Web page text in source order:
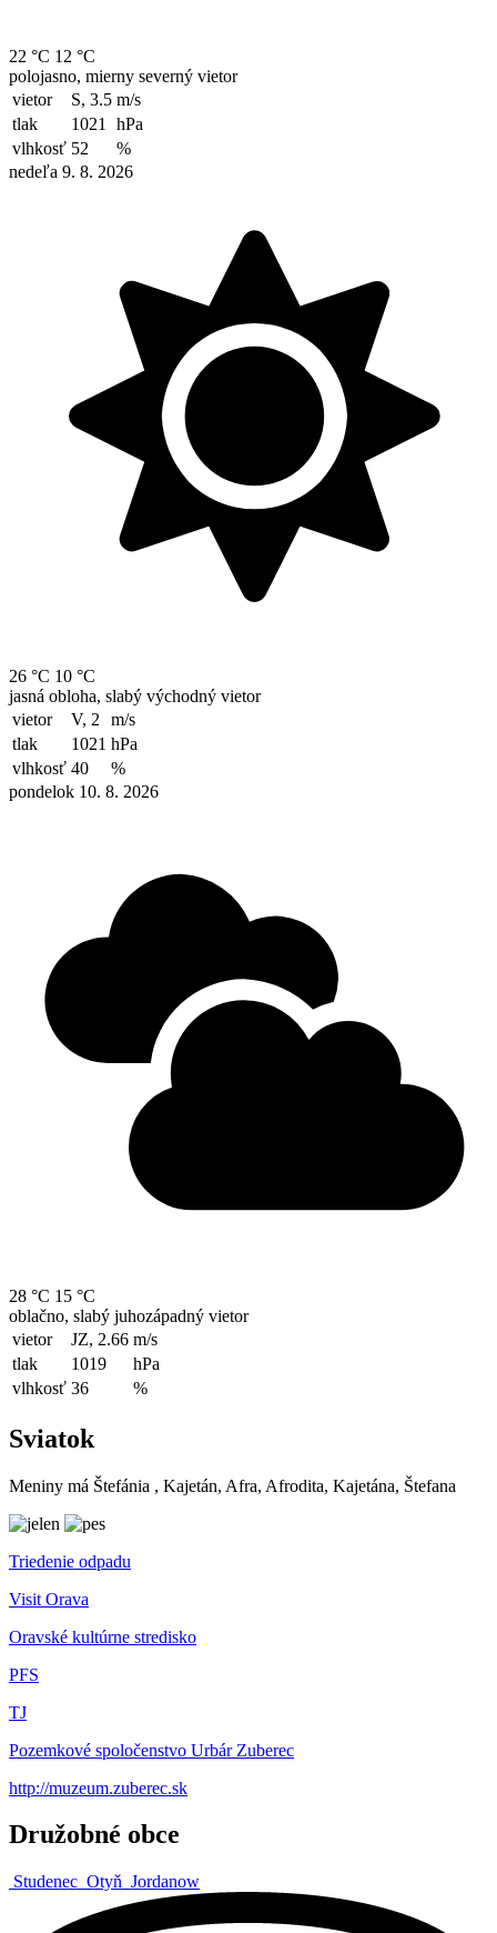
22 °C 12 °C
polojasno, mierny severný vietor
vietor
S, 3.5 m/s
tlak
1021
hPa
vlhkosť 52
%
nedeľa 9. 8. 2026
26 °C 10 °C
jasná obloha, slabý východný vietor
vietor
V, 2
m/s
tlak
1021 hPa
vlhkosť 40
%
pondelok 10. 8. 2026
28 °C 15 °C
oblačno, slabý juhozápadný vietor
vietor
JZ, 2.66 m/s
tlak
1019
hPa
vlhkosť 36 %
Sviatok
Meniny má Štefánia , Kajetán, Afra, Afrodita, Kajetána, Štefana
Triedenie odpadu
Visit Orava
Oravské kultúrne stredisko
PFS
TJ
Pozemkové spoločenstvo Urbár Zuberec
http://muzeum.zuberec.sk
Družobné obce
Studenec Otyň Jordanow